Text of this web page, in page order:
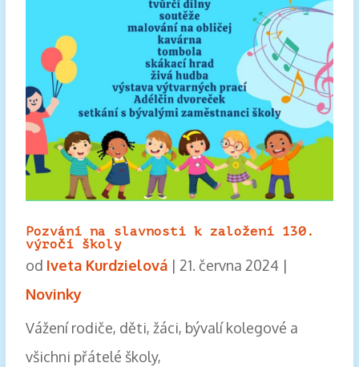
Pozvání na slavnosti k založení 130.
výročí školy
od Iveta Kurdzielová| 21. června 2024 |
Novinky
Vážení rodiče, děti, žáci, bývalí kolegové a
všichni přátelé školy,